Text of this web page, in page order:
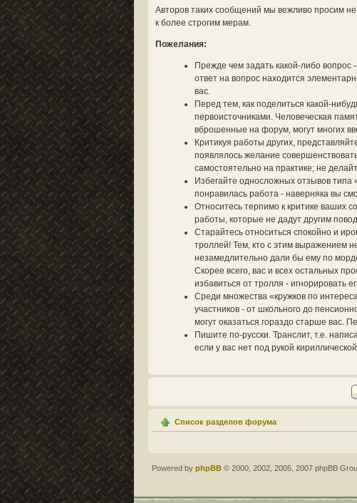
Авторов таких сообщений мы вежливо просим
к более строгим мерам.
Пожелания:
Прежде чем задать какой-либо
ответ на вопрос находится
вас.
Перед тем, как поделиться какой-
первоисточниками. Человеческая
вброшенные на форум, могут многих
Критикуя работы других,
появлялось желание
самостоятельно на практике; не
Избегайте односложных отзывов
понравилась работа - наверняка вы
Относитесь терпимо к критике ваших
работы, которые не дадут другим
Старайтесь относиться спокойно и
троллей! Тем, кто с этим выражением
незамедлительно дали бы ему по
Скорее всего, вас и всех остальных
избавиться от тролля - игнорировать
Среди множества «кружков по
участников - от школьного до
могут оказаться гораздо старше вас.
Пишите по-русски. Транслит, т.е.
если у вас нет под рукой
Список разделов форума
Powered by phpBB © 2000, 2002, 2005, 2007 phpBB